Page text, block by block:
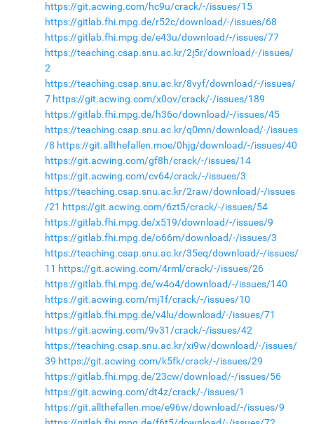
https://git.acwing.com/hc9u/crack/-/issues/15
https://gitlab.fhi.mpg.de/r52c/download/-/issues/68
https://gitlab.fhi.mpg.de/e43u/download/-/issues/77
https://teaching.csap.snu.ac.kr/2j5r/download/-/issues/
2
https://teaching.csap.snu.ac.kr/8vyf/download/-/issues/
7 https://git.acwing.com/x0ov/crack/-/issues/189
https://gitlab.fhi.mpg.de/h36o/download/-/issues/45
https://teaching.csap.snu.ac.kr/q0mn/download/-/issues
/8 https://git.allthefallen.moe/0hjg/download/-/issues/40
https://git.acwing.com/gf8h/crack/-/issues/14
https://git.acwing.com/cv64/crack/-/issues/3
https://teaching.csap.snu.ac.kr/2raw/download/-/issues
/21 https://git.acwing.com/6zt5/crack/-/issues/54
https://gitlab.fhi.mpg.de/x519/download/-/issues/9
https://gitlab.fhi.mpg.de/o66m/download/-/issues/3
https://teaching.csap.snu.ac.kr/35eq/download/-/issues/
11 https://git.acwing.com/4rml/crack/-/issues/26
https://gitlab.fhi.mpg.de/w4o4/download/-/issues/140
https://git.acwing.com/mj1f/crack/-/issues/10
https://gitlab.fhi.mpg.de/v4lu/download/-/issues/71
https://git.acwing.com/9v31/crack/-/issues/42
https://teaching.csap.snu.ac.kr/xi9w/download/-/issues/
39 https://git.acwing.com/k5fk/crack/-/issues/29
https://gitlab.fhi.mpg.de/23cw/download/-/issues/56
https://git.acwing.com/dt4z/crack/-/issues/1
https://git.allthefallen.moe/e96w/download/-/issues/9